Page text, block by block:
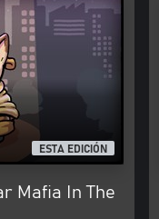
ESTA EDICIÓN
Mafia In The